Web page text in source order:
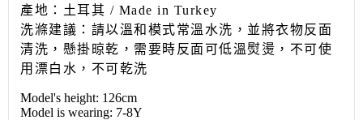
產地：土耳其 / Made in Turkey
洗滌建議：請以溫和模式常溫水洗，並將衣物反面
清洗，懸掛 晾乾，需要時反面可低溫熨燙，不可使
用漂白水，不可乾洗
Model's height: 126cm
Model is wearing: 7-8Y